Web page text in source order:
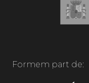
Formem part de: